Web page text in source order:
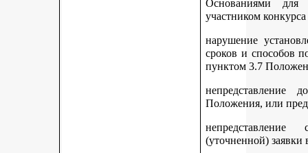
Основаниями для
участником
нарушение
сроков и способов
пунктом 3.7
непредставление
Положения, или
непредставление
(уточненной) заявки